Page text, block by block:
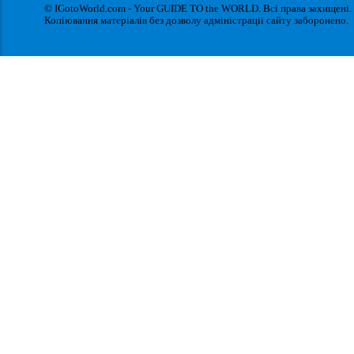
© IGotoWorld.com - Your GUIDE TO the WORLD. Всі права захищені.
Копіювання матеріалів без дозволу адміністрації сайту заборонено.